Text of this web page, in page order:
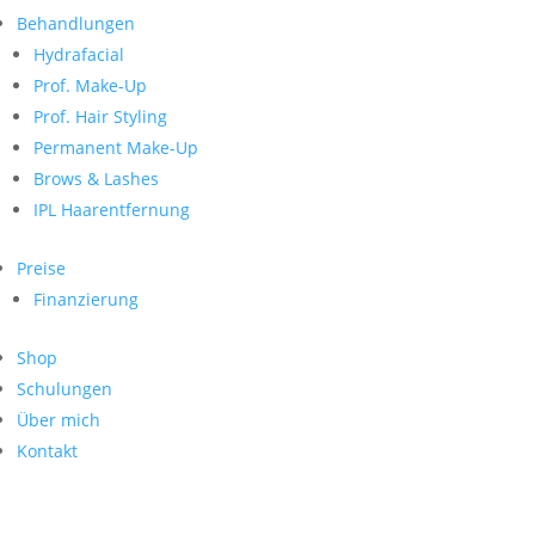
Behandlungen
Hydrafacial
Prof. Make-Up
Prof. Hair Styling
Permanent Make-Up
Brows & Lashes
IPL Haarentfernung
Preise
Finanzierung
Shop
Schulungen
Über mich
Kontakt
nach:
Neueste Kommentare
Archiv
Kategorien
Keine Kategorien
Meta
Anmelden
Feed der Einträge
WordPress.org
Search
nach:
Archive
Kontakt
Impressum
Datenschutz